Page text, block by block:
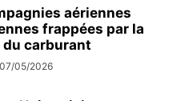
aériennes
frappées par la
du carburant
07/05/2026